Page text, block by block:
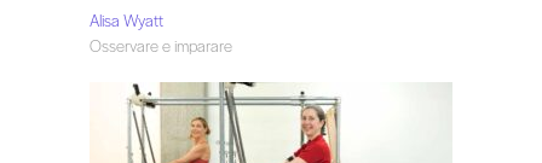
Alisa Wyatt
Osservare e imparare